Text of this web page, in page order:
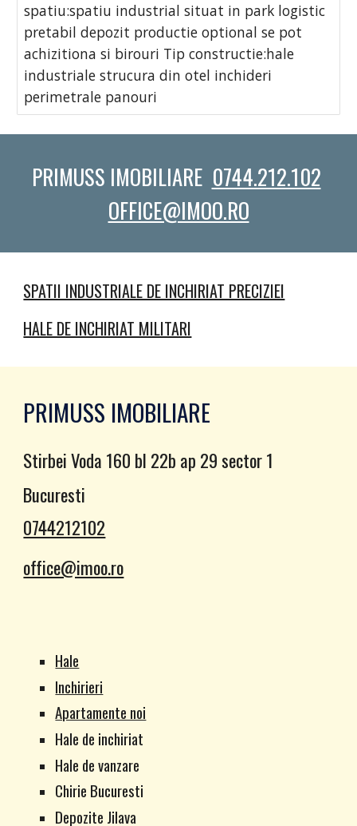
spatiu:spatiu industrial situat in park logistic
pretabil depozit productie optional se pot
achizitiona si birouri Tip constructie:hale
industriale strucura din otel inchideri
perimetrale panouri
PRIMUSS IMOBILIARE 0744.212.102
OFFICE@IMOO.RO
SPATII INDUSTRIALE DE INCHIRIAT PRECIZIEI
HALE DE INCHIRIAT MILITARI
PRIMUSS IMOBILIARE
Stirbei Voda 160 bl 22b ap 29 sector 1
Bucuresti
0744212102
office@imoo.ro
Hale
Inchirieri
Apartamente noi
Hale de inchiriat
Hale de vanzare
Chirie Bucuresti
Depozite Jilava